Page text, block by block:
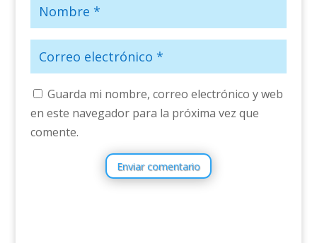
Guarda mi nombre, correo electrónico y web
en este navegador para la próxima vez que
comente.
Enviar comentario